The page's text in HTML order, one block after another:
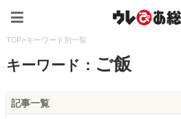
TOP>キーワード別一覧
キーワード： ご飯
記事一覧